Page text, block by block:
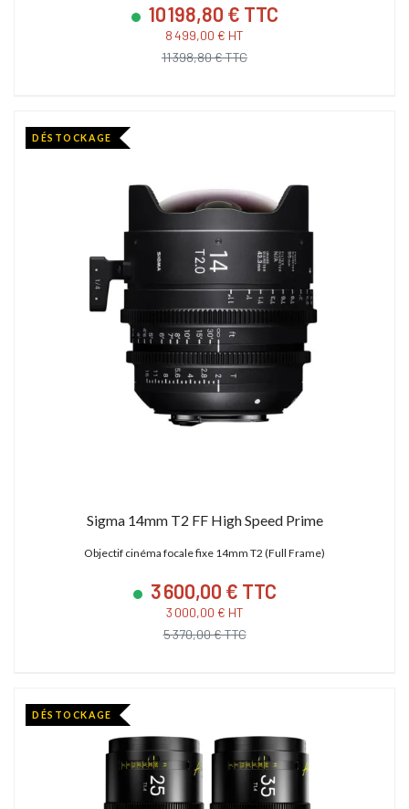
10 198,80 € TTC
8 499,00 € HT
11 398,80 € TTC
DÉSTOCKAGE
Sigma 14mm T2 FF High Speed Prime
Objectif cinéma focale fixe 14mm T2 (Full Frame)
3 600,00 € TTC
3 000,00 € HT
5 370,00 € TTC
DÉSTOCKAGE